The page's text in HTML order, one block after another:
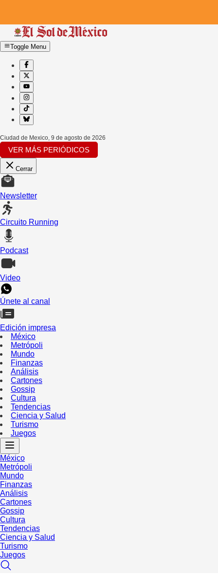
Toggle Menu
Ciudad de Mexico, 9 de agosto de 2026
VER MÁS PERIÓDICOS
Cerrar
Newsletter
Circuito Running
Podcast
Video
Únete al canal
Edición impresa
México
Metrópoli
Mundo
Finanzas
Análisis
Cartones
Gossip
Cultura
Tendencias
Ciencia y Salud
Turismo
Juegos
México
Metrópoli
Mundo
Finanzas
Análisis
Cartones
Gossip
Cultura
Tendencias
Ciencia y Salud
Turismo
Juegos